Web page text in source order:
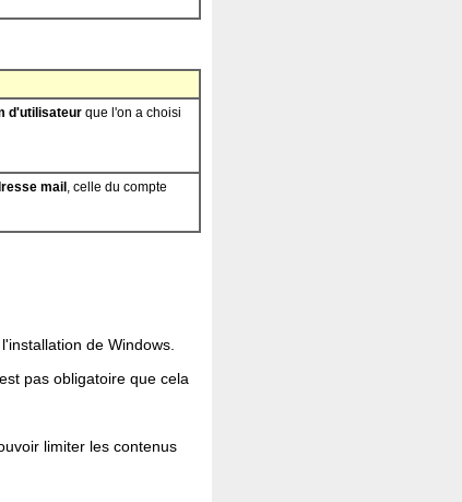
d'utilisateur que l'on a choisi
mail , celle du compte
de Windows.
pas obligatoire que cela
limiter les contenus